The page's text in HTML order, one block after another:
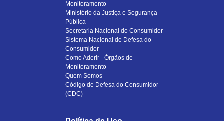
Monitoramento
Ministério da Justiça e Segurança
Pública
Secretaria Nacional do Consumidor
Sistema Nacional de Defesa do
Consumidor
Como Aderir - Órgãos de
Monitoramento
Quem Somos
Código de Defesa do Consumidor
(CDC)